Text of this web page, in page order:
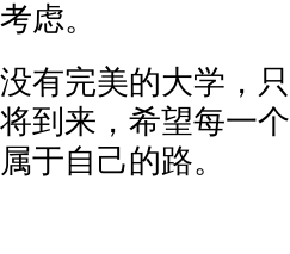
考虑。
没有完美的大学，
将到来，希望每一
属于自己的路。